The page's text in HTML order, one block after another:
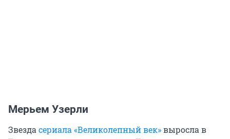
Мерьем Узерли
Звезда сериала «Великолепный век»выросла в